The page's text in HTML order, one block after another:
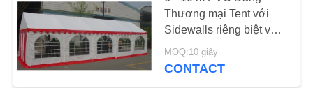
Lều Yurt Mông Cổ
Thương mại Tent với
Sidewalls riêng biệt và
chân Chân
MOQ:10 giây
CONTACT